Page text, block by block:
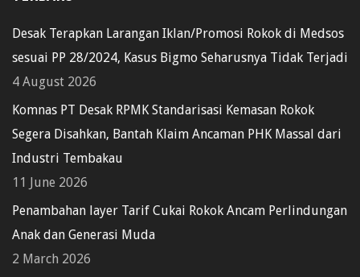
Desak Terapkan Larangan Iklan/Promosi Rokok di Medsos
sesuai PP 28/2024, Kasus Bigmo Seharusnya Tidak Terjadi
4 August 2026
Komnas PT Desak RPMK Standarisasi Kemasan Rokok
Segera Disahkan, Bantah Klaim Ancaman PHK Massal dari
Industri Tembakau
11 June 2026
Penambahan layer Tarif Cukai Rokok Ancam Perlindungan
Anak dan Generasi Muda
2 March 2026